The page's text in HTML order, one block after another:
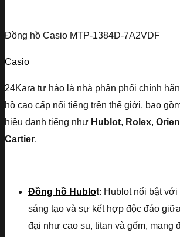
Đồng hồ Casio MTP-1384D-7A2VDF
Casio
24Kara tự hào là nhà phân phối chính
hồ cao cấp nổi tiếng trên thế giới, bao
hiệu danh tiếng như Hublot, Rolex,
Cartier.
Đồng hồ Hublot: Hublot nổi bật với
sáng tạo và sự kết hợp độc đáo
đại như cao su, titan và gốm, mang